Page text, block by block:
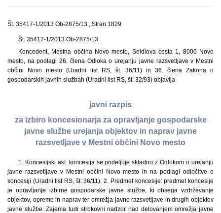
Št. 35417-1/2013 Ob-2875/13 , Stran 1829
Št. 35417-1/2013 Ob-2875/13
Koncedent, Mestna občina Novo mesto, Seidlova cesta 1, 8000 Novo
mesto, na podlagi 26. člena Odloka o urejanju javne razsvetljave v Mestni
občini Novo mesto (Uradni list RS, št. 36/11) in 36. člena Zakona o
gospodarskih javnih službah (Uradni list RS, št. 32/93) objavlja
javni razpis
za izbiro koncesionarja za opravljanje gospodarske
javne službe urejanja objektov in naprav javne
razsvetljave v Mestni občini Novo mesto
1. Koncesijski akt: koncesija se podeljuje skladno z Odlokom o urejanju
javne razsvetljave v Mestni občini Novo mesto in na podlagi odločitve o
koncesiji (Uradni list RS, št. 36/11). 2. Predmet koncesije: predmet koncesije
je opravljanje izbirne gospodarske javne službe, ki obsega vzdrževanje
objektov, opreme in naprav ter omrežja javne razsvetljave in drugih objektov
javne službe. Zajema tudi strokovni nadzor nad delovanjem omrežja javne